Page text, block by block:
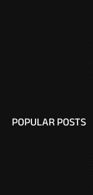
POPULAR POSTS